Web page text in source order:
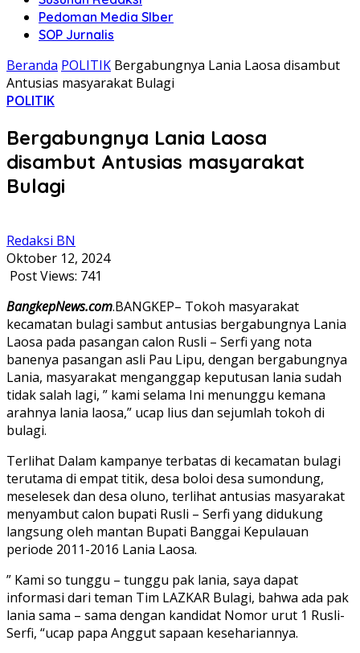
Pedoman Media SIber
SOP Jurnalis
Beranda POLITIK Bergabungnya Lania Laosa disambut
Antusias masyarakat Bulagi
POLITIK
Bergabungnya Lania Laosa
disambut Antusias masyarakat
Bulagi
Redaksi BN
Oktober 12, 2024
Post Views: 741
BangkepNews.com.BANGKEP– Tokoh masyarakat
kecamatan bulagi sambut antusias bergabungnya Lania
Laosa pada pasangan calon Rusli – Serfi yang nota
banenya pasangan asli Pau Lipu, dengan bergabungnya
Lania, masyarakat menganggap keputusan lania sudah
tidak salah lagi, ” kami selama Ini menunggu kemana
arahnya lania laosa,” ucap lius dan sejumlah tokoh di
bulagi.
Terlihat Dalam kampanye terbatas di kecamatan bulagi
terutama di empat titik, desa boloi desa sumondung,
meselesek dan desa oluno, terlihat antusias masyarakat
menyambut calon bupati Rusli – Serfi yang didukung
langsung oleh mantan Bupati Banggai Kepulauan
periode 2011-2016 Lania Laosa.
” Kami so tunggu – tunggu pak lania, saya dapat
informasi dari teman Tim LAZKAR Bulagi, bahwa ada pak
lania sama – sama dengan kandidat Nomor urut 1 Rusli-
Serfi, “ucap papa Anggut sapaan kesehariannya.